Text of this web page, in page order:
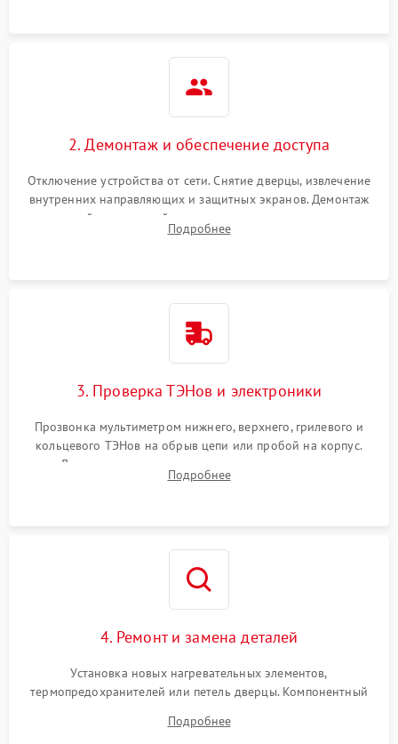
2. Демонтаж и обеспечение доступа
Отключение устройства от сети. Снятие дверцы, извлечение
внутренних направляющих и защитных экранов. Демонтаж
задней или верхней панели для прямого доступа к
нагревательным элементам, плате и вентиляторам.
Подробнее
3. Проверка ТЭНов и электроники
Прозвонка мультиметром нижнего, верхнего, грилевого и
кольцевого ТЭНов на обрыв цепи или пробой на корпус.
Диагностика термостата, датчиков температуры,
переключателя режимов и мотора конвекции.
Подробнее
4. Ремонт и замена деталей
Установка новых нагревательных элементов,
термопредохранителей или петель дверцы. Компонентный
выгоревших реле, восстановление контактов и замена
Подробнее